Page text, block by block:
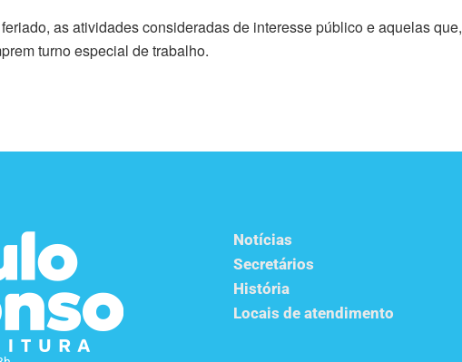
as atividades consideradas de interesse público e aquelas que,
turno especial de trabalho.
Notícias
Secretários
História
Locais de atendimento